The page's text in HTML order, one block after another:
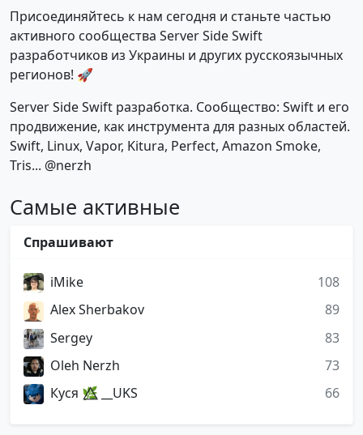
Присоединяйтесь к нам сегодня и станьте частью
активного сообщества Server Side Swift
разработчиков из Украины и других русскоязычных
регионов! 🚀
Server Side Swift разработка. Сообщество: Swift и его
продвижение, как инструмента для разных областей.
Swift, Linux, Vapor, Kitura, Perfect, Amazon Smoke,
Tris... @nerzh
Самые активные
Спрашивают
iMike
108
Alex Sherbakov
89
Sergey
83
Oleh Nerzh
73
Куся 🌿⃤ __UKS
66